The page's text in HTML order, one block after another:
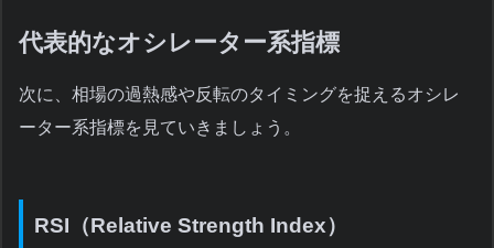
代表的なオシレーター系指標
次に、相場の過熱感や反転のタイミングを捉えるオシレ
ーター系指標を見ていきましょう。
RSI（Relative Strength Index）